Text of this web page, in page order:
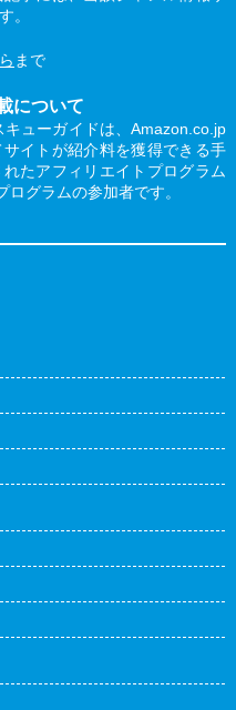
。
まで
について
ューガイドは、Amazon.co.jp
イトが紹介料を獲得できる手
たアフィリエイトプログラム
グラムの参加者です。